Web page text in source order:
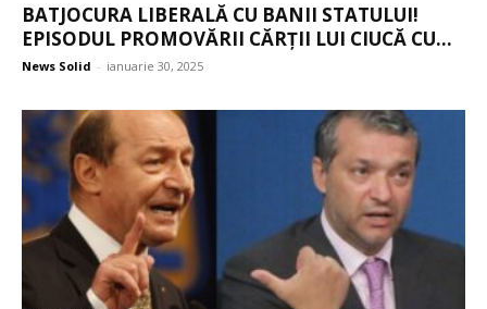
BATJOCURA LIBERALĂ CU BANII STATULUI!
EPISODUL PROMOVĂRII CĂRȚII LUI CIUCĂ CU...
News Solid - ianuarie 30, 2025